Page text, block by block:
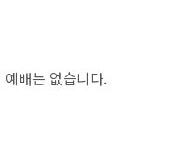
배는 없습니다.